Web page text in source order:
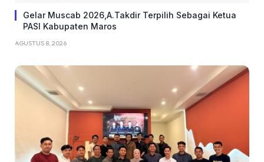
Gelar Muscab 2026,A.Takdir Terpilih Sebagai Ketua
PASI Kabupaten Maros
AGUSTUS 8, 2026